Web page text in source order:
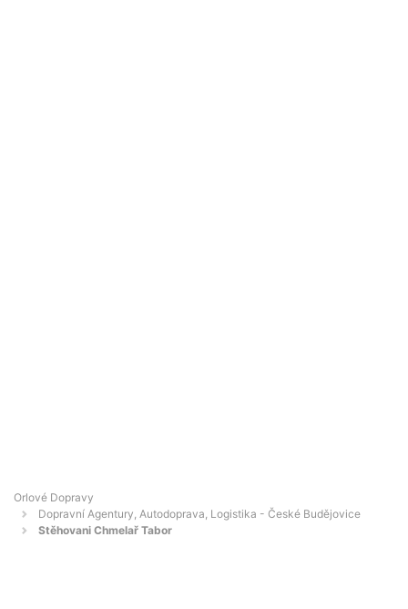
Orlové Dopravy
Dopravní Agentury, Autodoprava, Logistika - České Budějovice
Stěhovani Chmelař Tabor